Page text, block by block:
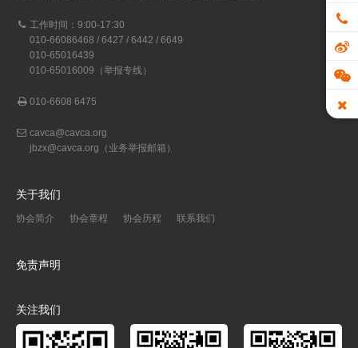
工作时间：9:00-17:30
010-66086468 / 6427 / 6442 / 6649
010-65016439
010-65016009（举报专线）
010-6608 6475
cavca@cavca.org
jbzx@cavca.org （业务举报邮箱）
关于我们
协会简介 协会章程 协会历程 联系我们
免责声明
关注我们